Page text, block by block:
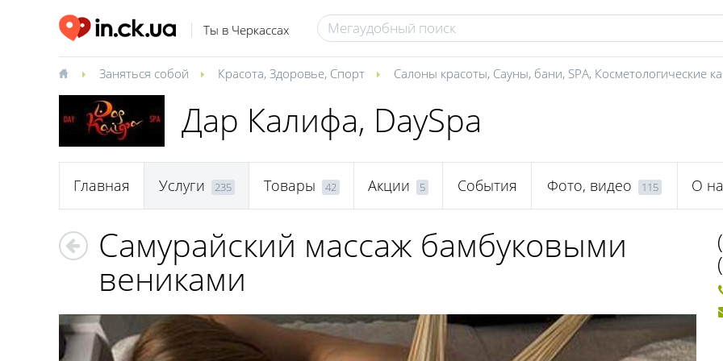
Ты в Черкассах
Заняться собой Красота, Здоровье, Спорт Салоны красоты, Сауны, бани, SPA, Косметологические
Дар Калифа, DaySpa
Главная Услуги 235 Товары 42 Акции 5 События Фото, видео 115 О
Самурайский массаж бамбуковыми
вениками